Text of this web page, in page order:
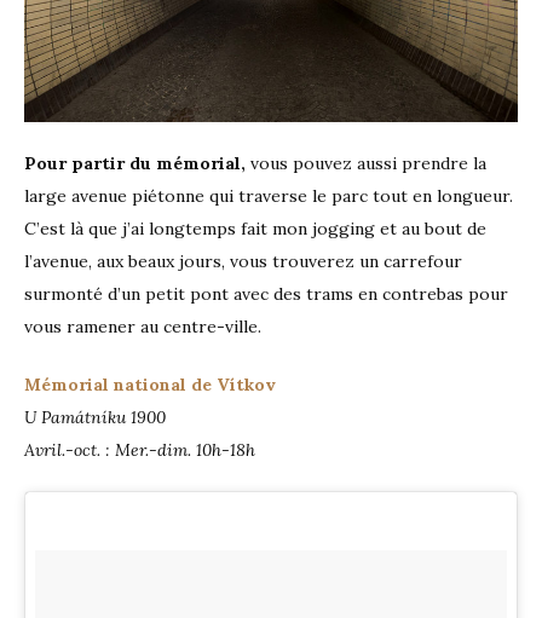
Pour partir du mémorial, vous pouvez aussi prendre la
large avenue piétonne qui traverse le parc tout en longueur.
C’est là que j’ai longtemps fait mon jogging et au bout de
l’avenue, aux beaux jours, vous trouverez un carrefour
surmonté d’un petit pont avec des trams en contrebas pour
vous ramener au centre-ville.
Mémorial national de Vítkov
U Památníku 1900
Avril.-oct. : Mer.-dim. 10h-18h